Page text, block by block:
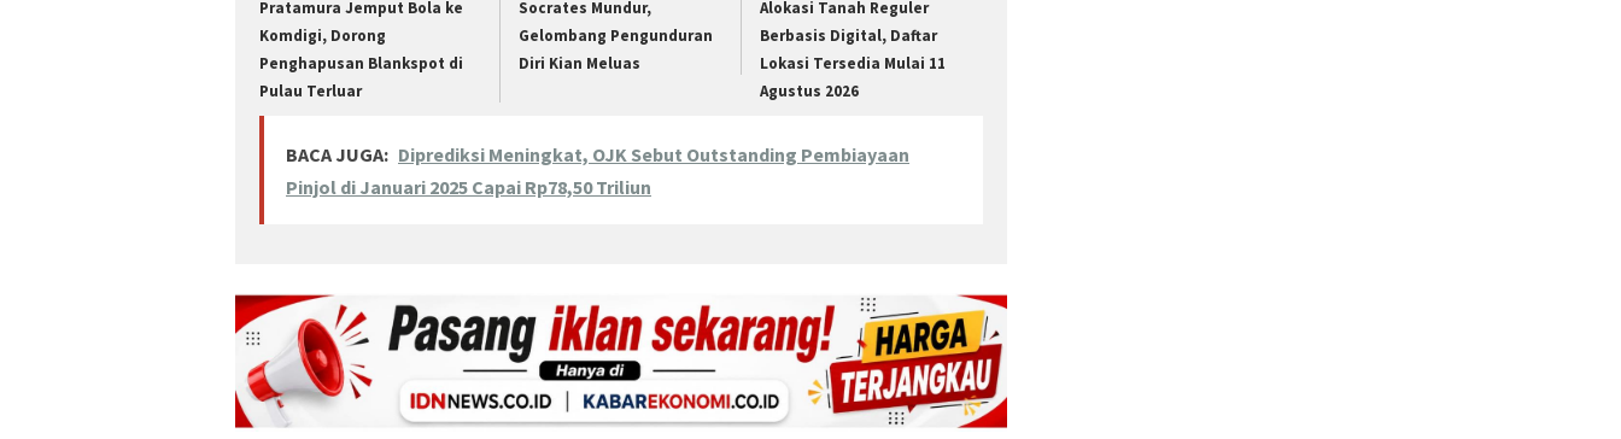
Pratamura Jemput Bola ke
Komdigi, Dorong
Penghapusan Blankspot di
Pulau Terluar
Socrates Mundur,
Gelombang Pengunduran
Diri Kian Meluas
Alokasi Tanah Reguler
Berbasis Digital, Daftar
Lokasi Tersedia Mulai 11
Agustus 2026
BACA JUGA: Diprediksi Meningkat, OJK Sebut Outstanding Pembiayaan
Pinjol di Januari 2025 Capai Rp78,50 Triliun